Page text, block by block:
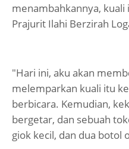
menambahkannya,
Prajurit Ilahi Berzirah
"Hari ini, aku akan
melemparkan kuali itu
berbicara. Kemudian,
bergetar, dan sebuah
giok kecil, dan dua botol